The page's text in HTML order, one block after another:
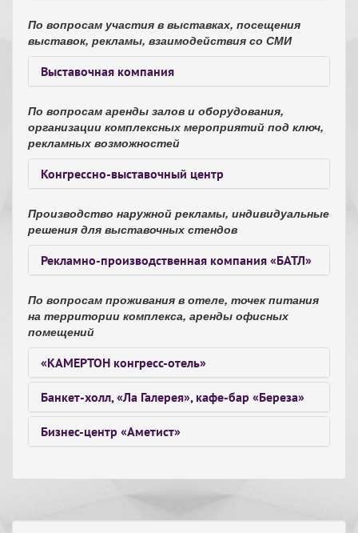
По вопросам участия в выставках, посещения
выставок, рекламы, взаимодействия со СМИ
Выставочная компания
По вопросам аренды залов и оборудования,
организации комплексных мероприятий под ключ,
рекламных возможностей
Конгрессно-выставочный центр
Производство наружной рекламы, индивидуальные
решения для выставочных стендов
Рекламно-производственная компания «БАТЛ»
По вопросам проживания в отеле, точек питания
на территории комплекса, аренды офисных
помещений
«КАМЕРТОН конгресс-отель»
Банкет-холл, «Ла Галерея», кафе-бар «Береза»
Бизнес-центр «Аметист»